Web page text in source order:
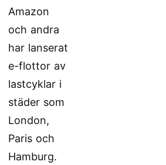
Amazon
och andra
har lanserat
e-flottor av
lastcyklar i
städer som
London,
Paris och
Hamburg.